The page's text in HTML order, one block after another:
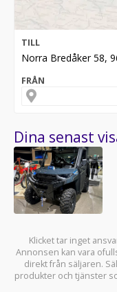
TILL
Norra Bredåker 58,
FRÅN
Dina senast
Klicket tar inget
Annonsen kan vara
direkt från säljaren.
produkter och tjänster